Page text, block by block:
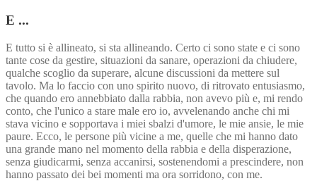
E ...
E tutto si è allineato, si sta allineando. Certo ci sono state e ci sono
tante cose da gestire, situazioni da sanare, operazioni da chiudere,
qualche scoglio da superare, alcune discussioni da mettere sul
tavolo. Ma lo faccio con uno spirito nuovo, di ritrovato entusiasmo,
che quando ero annebbiato dalla rabbia, non avevo più e, mi rendo
conto, che l'unico a stare male ero io, avvelenando anche chi mi
stava vicino e sopportava i miei sbalzi d'umore, le mie ansie, le mie
paure. Ecco, le persone più vicine a me, quelle che mi hanno dato
una grande mano nel momento della rabbia e della disperazione,
senza giudicarmi, senza accanirsi, sostenendomi a prescindere, non
hanno passato dei bei momenti ma ora sorridono, con me.